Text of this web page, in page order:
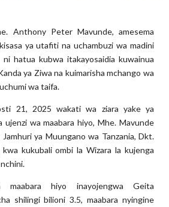
Anthony Peter Mavunde, amesema
ya utafiti na uchambuzi wa madini
hatua kubwa itakayosaidia kuwainua
ya Ziwa na kuimarisha mchango wa
wa taifa.
21, 2025 wakati wa ziara yake ya
ujenzi wa maabara hiyo, Mhe. Mavunde
ya Muungano wa Tanzania, Dkt.
kwa kukubali ombi la Wizara la kujenga
maabara hiyo inayojengwa Geita
shilingi bilioni 3.5, maabara nyingine